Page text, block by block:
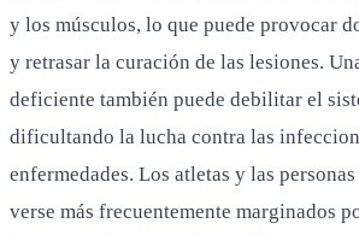
y los músculos, lo que puede provocar
y retrasar la curación de las lesiones.
deficiente también puede debilitar el
dificultando la lucha contra las
enfermedades. Los atletas y las
verse más frecuentemente marginados